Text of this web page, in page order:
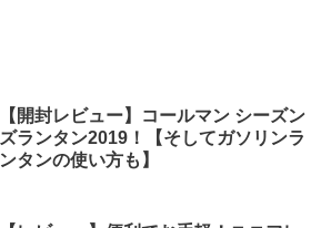
【開封レビュー】コールマン シーズン
ズランタン2019！【そしてガソリンラ
ンタンの使い方も】